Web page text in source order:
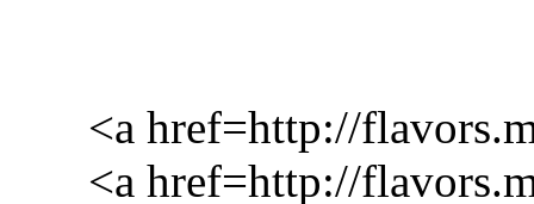
<a href=http://
<a href=http://